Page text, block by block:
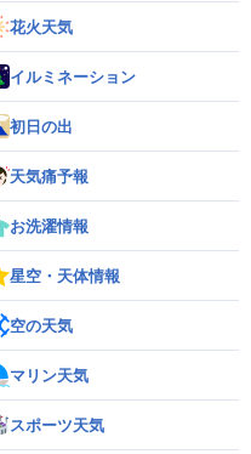
花火天気
イルミネーション
初日の出
天気痛予報
お洗濯情報
星空・天体情報
空の天気
マリン天気
スポーツ天気